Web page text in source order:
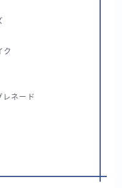
ク
レネード